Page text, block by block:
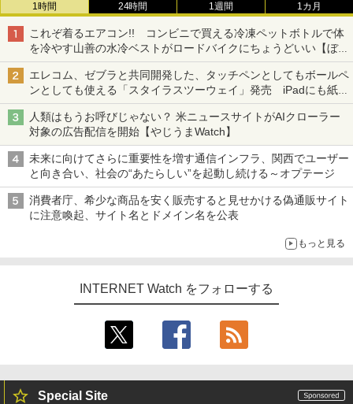
1時間 24時間 1週間 1カ月
これぞ着るエアコン!! コンビニで買える冷凍ペットボトルで体
を冷やす山善の水冷ベストがロードバイクにちょうどいい【ぼっ
ち・ざ・ろーど！その14】【空いた時間でなにしてる？】
エレコム、ゼブラと共同開発した、タッチペンとしてもボールペ
ンとしても使える「スタイラスツーウェイ」発売 iPadにも紙に
も、持ち替えずに書き込める
人類はもうお呼びじゃない？ 米ニュースサイトがAIクローラー
対象の広告配信を開始【やじうまWatch】
未来に向けてさらに重要性を増す通信インフラ、関西でユーザー
と向き合い、社会の“あたらしい”を起動し続ける～オプテージ
消費者庁、希少な商品を安く販売すると見せかける偽通販サイト
に注意喚起、サイト名とドメイン名を公表
もっと見る
INTERNET Watch をフォローする
Special Site